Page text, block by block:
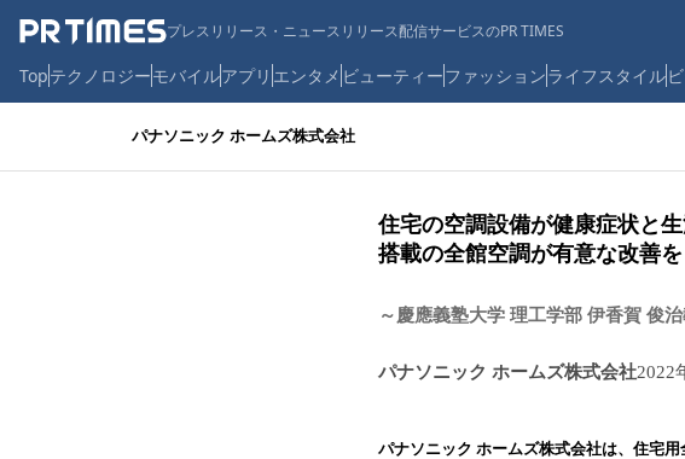
プレスリリース・ニュースリリース配信サービスのPR TIMES
Topテクノロジーモバイルアプリ エンタメ ビューティーファッションライフスタイル
パナソニック ホームズ株式会社
住宅の空調設備が健康症状と
搭載の全館空調が有意な改善
～慶應義塾大学 理工学部 伊香賀 俊
パナソニック ホームズ株式会社2022
パナソニック ホームズ株式会社は、住宅